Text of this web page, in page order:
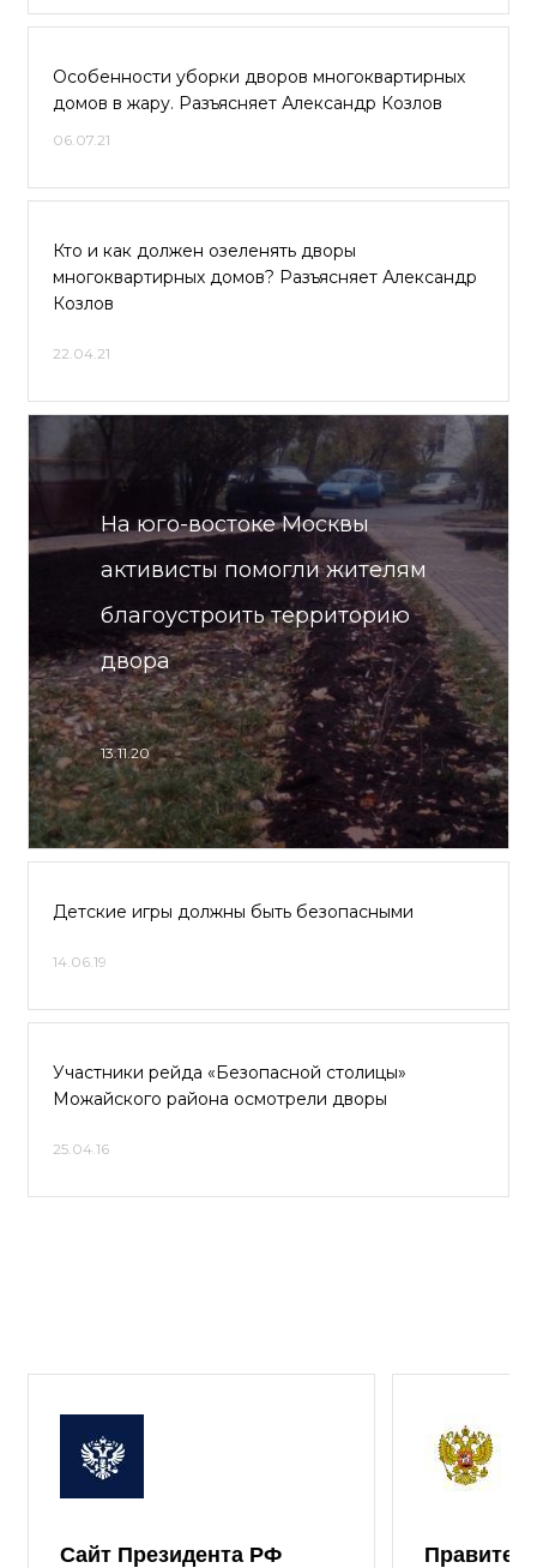
Особенности уборки дворов многоквартирных
домов в жару. Разъясняет Александр Козлов
06.07.21
Кто и как должен озеленять дворы
многоквартирных домов? Разъясняет Александр
Козлов
22.04.21
На юго-востоке Москвы
активисты помогли жителям
благоустроить территорию
двора
13.11.20
Детские игры должны быть безопасными
14.06.19
Участники рейда «Безопасной столицы»
Можайского района осмотрели дворы
25.04.16
Сайт Президента РФ